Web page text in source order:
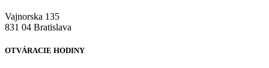
Vajnorska 135
831 04 Bratislava
OTVÁRACIE HODINY